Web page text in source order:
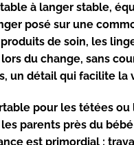
à langer stable,
posé sur une
de soin, les
du change, sans
un détail qui facilite la
pour les tétées
parents près du
est primordial :